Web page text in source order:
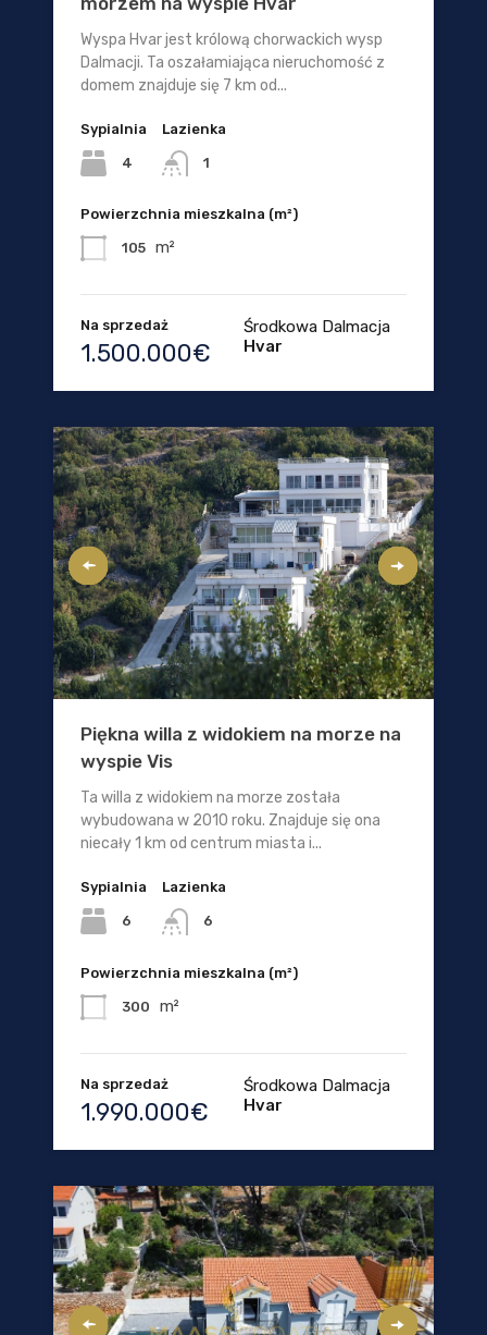
Wyspa Hvar jest królową chorwackich wysp
Dalmacji. Ta oszałamiająca nieruchomość z
domem znajduje się 7 km od...
Sypialnia
4
Lazienka
1
Powierzchnia mieszkalna (m²)
105 m²
Na sprzedaż
1.500.000€
Środkowa Dalmacja
Hvar
Piękna willa z widokiem na morze na
wyspie Vis
Ta willa z widokiem na morze została
wybudowana w 2010 roku. Znajduje się ona
niecały 1 km od centrum miasta i...
Sypialnia
6
Lazienka
6
Powierzchnia mieszkalna (m²)
300 m²
Na sprzedaż
1.990.000€
Środkowa Dalmacja
Hvar